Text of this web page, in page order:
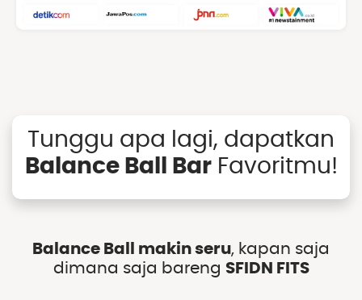
Tunggu apa lagi, dapatkan
Balance Ball BarFavoritmu!
Balance Ball makin seru, kapan saja
dimana saja bareng SFIDN FITS